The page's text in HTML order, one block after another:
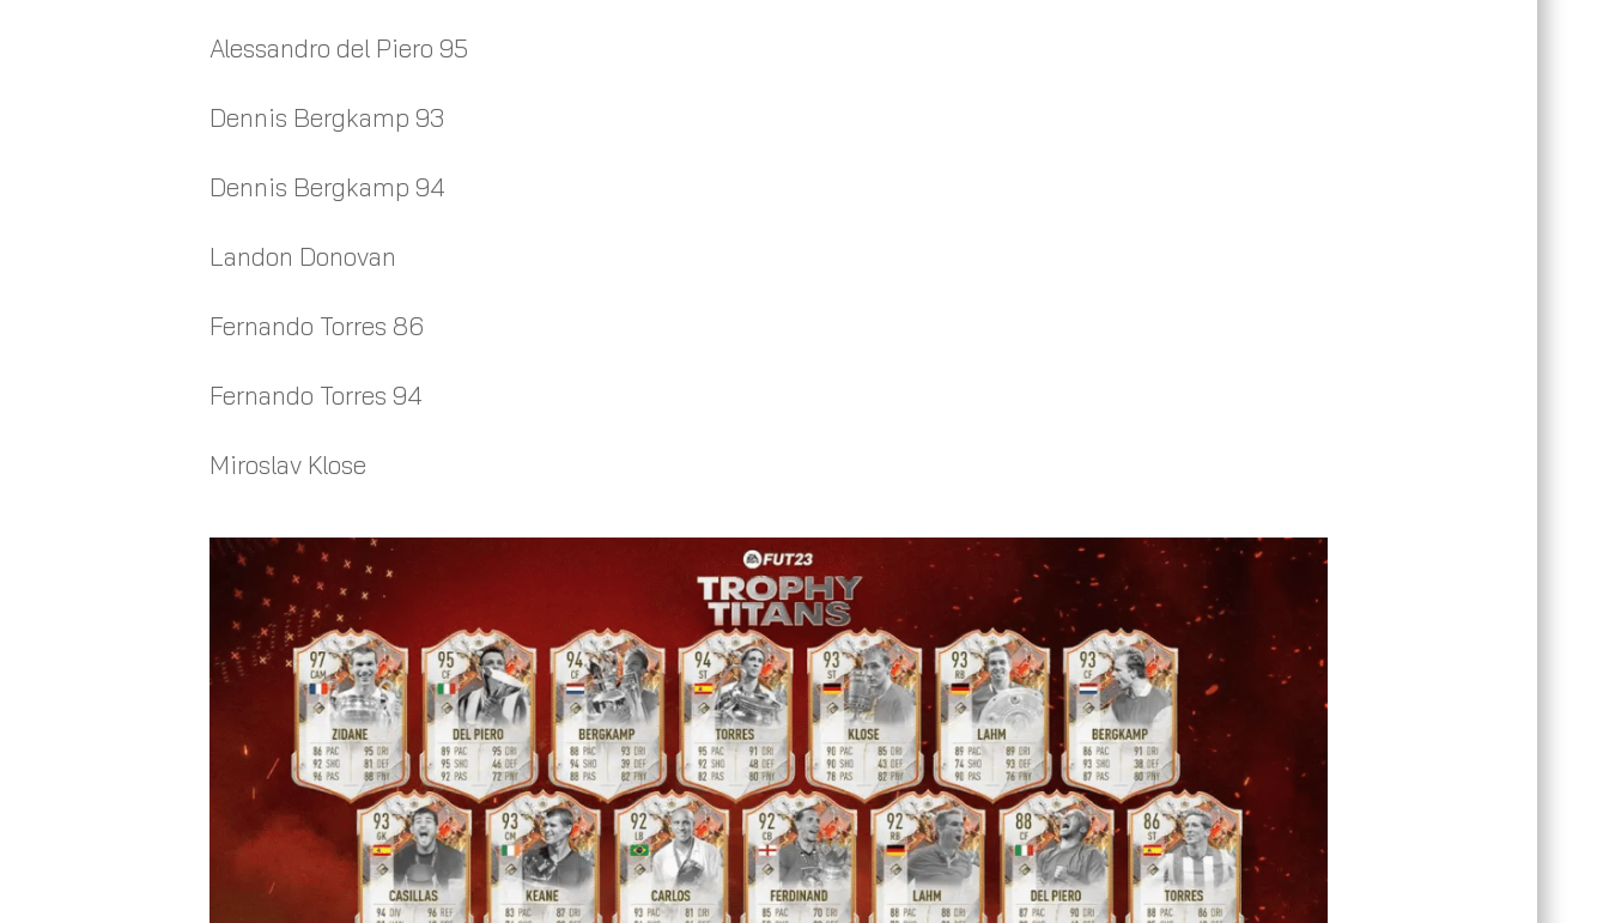
Alessandro del Piero 95
Dennis Bergkamp 93
Dennis Bergkamp 94
Landon Donovan
Fernando Torres 86
Fernando Torres 94
Miroslav Klose